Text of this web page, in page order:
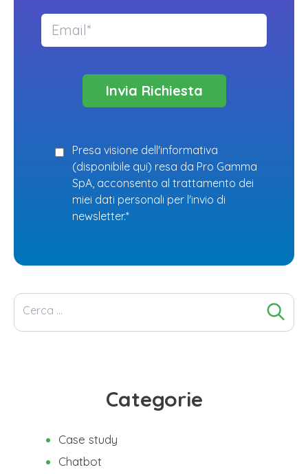
Presa visione dell'informativa
(disponibile qui) resa da Pro Gamma
SpA, acconsento al trattamento dei
miei dati personali per l'invio di
newsletter.*
Ricerca
Categorie
Case study
Chatbot